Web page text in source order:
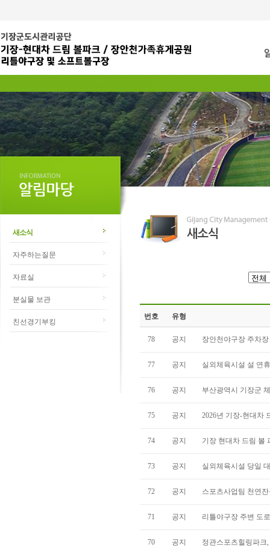
새소식
자주하는질문
자료실
분실물 보관
친선경기부킹
번호 유형
78 공지 장안천야구장 주차
77 공지 실외체육시설 설 연
76 공지 부산광역시 기장군
75 공지 2026년 기장-현대차
74 공지 기장 현대차 드림 볼
73 공지 실외체육시설 당일
72 공지 스포츠사업팀 천연
71 공지 리틀야구장 주변 도
70 공지 정관스포츠힐링파크